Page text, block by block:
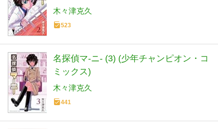
木々津克久
523
名探偵マ-ニ- (3) (少年チャンピオン・コ
ミックス)
木々津克久
441